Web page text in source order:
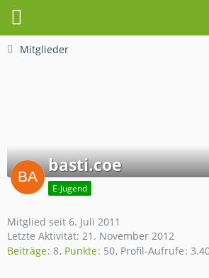
Mitglieder
basti.coe
E-Jugend
Mitglied seit 6. Juli 2011
Letzte Aktivität: 21. November 2012
Beiträge 8 Punkte 50 Profil-Aufrufe